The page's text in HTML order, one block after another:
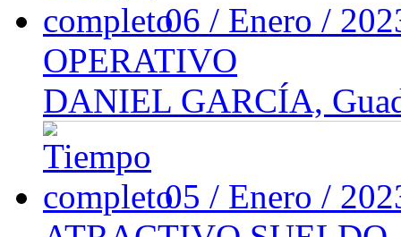
06 / Enero /
OPERATIVO
DANIEL GARCÍA,
05 / Enero /